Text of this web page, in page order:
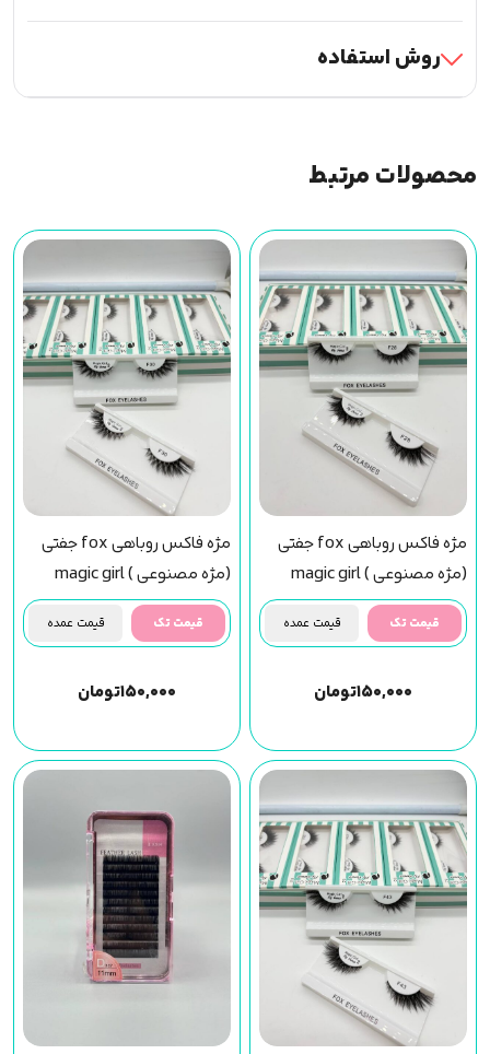
روش استفاده
محصولات مرتبط
مژه فاکس روباهی fox جفتی
(مژه مصنوعی ) magic girl
(f28) مجیک گرل
قیمت تک قیمت عمده
۱۵۰,۰۰۰تومان
مژه فاکس روباهی fox جفتی
(مژه مصنوعی ) magic girl
(f30) مجیک گرل
قیمت تک قیمت عمده
۱۵۰,۰۰۰تومان